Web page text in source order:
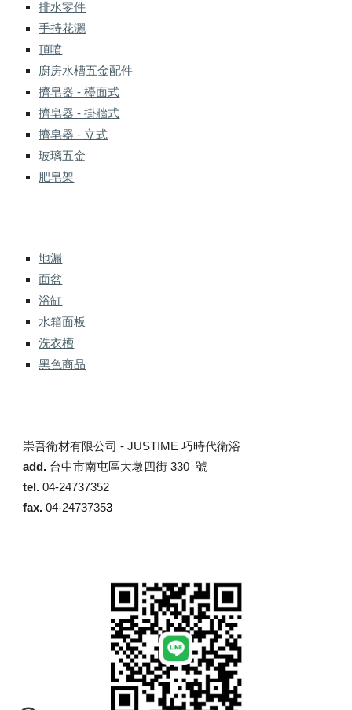
排水零件
手持花灑
頂噴
廚房水槽五金配件
擠皂器 - 檯面式
擠皂器 - 掛牆式
擠皂器 - 立式
玻璃五金
肥皂架
地漏
面盆
浴缸
水箱面板
洗衣槽
黑色商品
崇吾衛材有限公司 -JUSTIME 巧時代衛浴
add. 台中市南屯區大墩四街 330 號
tel.04-24737352
fax.04-24737353